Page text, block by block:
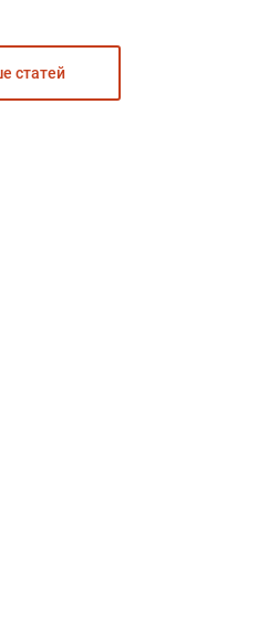
статей